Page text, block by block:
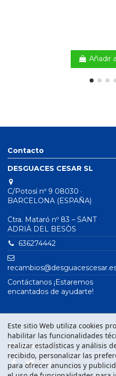
Añadir
Contacto
DESGUACES CESAR SL
C/Potosí nº 9 08030 ·
BARCELONA (ESPAÑA)
Ctra. Mataró nº 83 – SANT
ADRIÀ DEL BESÒS
636274442
Contáctanos ¡Estaremos
encantados de ayudarte!
Este sitio Web utiliza cookies
habilitar las funcionalidades
realizar estadísticas y análisis
recibido, personalizar las
para ofrecer anuncios y
Síguenos en